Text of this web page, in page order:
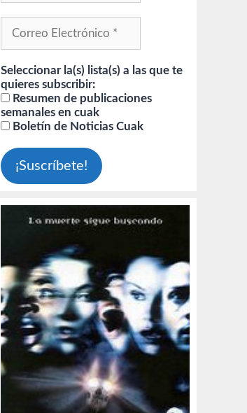
Seleccionar la(s) lista(s) a las que te
quieres subscribir:
Resumen de publicaciones
semanales en cuak
Boletín de Noticias Cuak